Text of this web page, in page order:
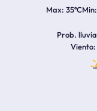
35ºC
Prob. lluvia
Viento